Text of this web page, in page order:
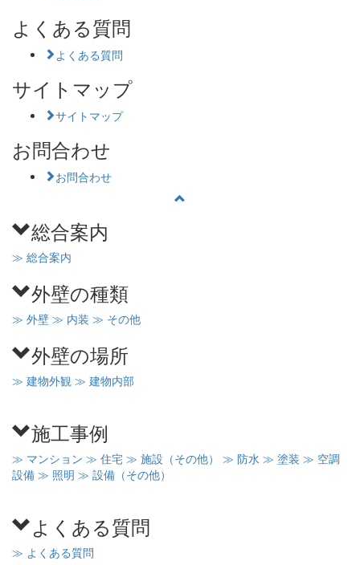
よくある質問
よくある質問
サイトマップ
サイトマップ
お問合わせ
お問合わせ
総合案内
≫ 総合案内
外壁の種類
≫ 外壁 ≫ 内装 ≫ その他
外壁の場所
≫ 建物外観 ≫ 建物内部
施工事例
≫ マンション ≫ 住宅 ≫ 施設（その他） ≫ 防水 ≫ 塗装 ≫ 空調
設備 ≫ 照明 ≫ 設備（その他）
よくある質問
≫ よくある質問